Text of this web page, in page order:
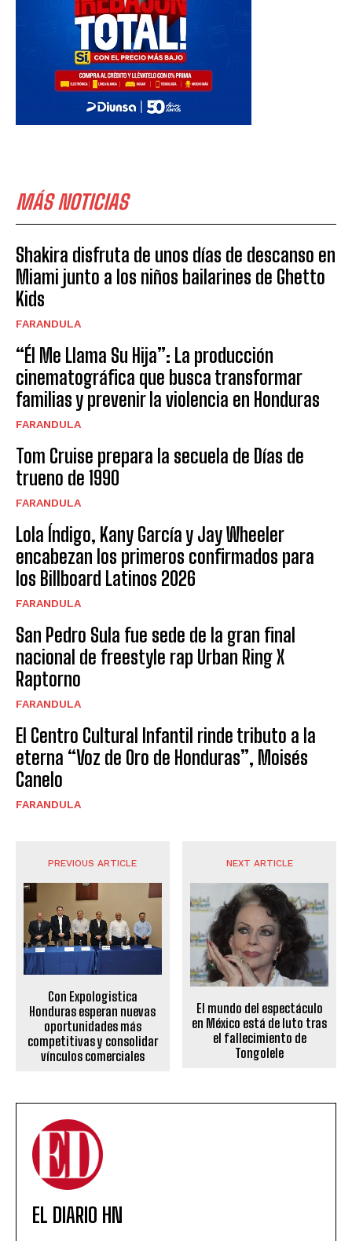
MÁS NOTICIAS
Shakira disfruta de unos días de descanso en
Miami junto a los niños bailarines de Ghetto
Kids
FARANDULA
“Él Me Llama Su Hija”: La producción
cinematográfica que busca transformar
familias y prevenir la violencia en Honduras
FARANDULA
Tom Cruise prepara la secuela de Días de
trueno de 1990
FARANDULA
Lola Índigo, Kany García y Jay Wheeler
encabezan los primeros confirmados para
los Billboard Latinos 2026
FARANDULA
San Pedro Sula fue sede de la gran final
nacional de freestyle rap Urban Ring X
Raptorno
FARANDULA
El Centro Cultural Infantil rinde tributo a la
eterna “Voz de Oro de Honduras”, Moisés
Canelo
FARANDULA
PREVIOUS ARTICLE
Con Expologistica
Honduras esperan nuevas
oportunidades más
competitivas y consolidar
vínculos comerciales
NEXT ARTICLE
El mundo del espectáculo
en México está de luto tras
el fallecimiento de
Tongolele
EL DIARIO HN